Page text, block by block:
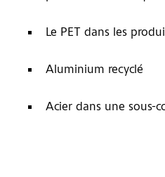
Le PET dans les
Aluminium recyclé
Acier dans une sous-